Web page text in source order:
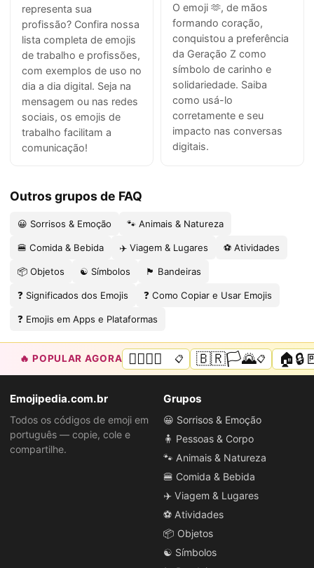
representa sua
profissão? Confira nossa
lista completa de emojis
de trabalho e profissões,
com exemplos de uso no
dia a dia digital. Seja na
mensagem ou nas redes
sociais, os emojis de
trabalho facilitam a
comunicação!
O emoji 🫶, de mãos
formando coração,
conquistou a preferência
da Geração Z como
símbolo de carinho e
solidariedade. Saiba
como usá-lo
corretamente e seu
impacto nas conversas
digitais.
Outros grupos de FAQ
😀 Sorrisos & Emoção 🐾 Animais & Natureza
🍔 Comida & Bebida ✈️ Viagem & Lugares ⚽ Atividades
📦 Objetos ☯️ Símbolos 🏴 Bandeiras
❓ Significados dos Emojis ❓ Como Copiar e Usar Emojis
❓ Emojis em Apps e Plataformas
🔥 POPULAR AGORA 🏳️‍🌈🌈💜📋 🇧🇷🏳️🌄📋
Emojipedia.com.br
Todos os códigos de emoji em
português — copie, cole e
compartilhe.
Grupos
😀 Sorrisos & Emoção
🧍 Pessoas & Corpo
🐾 Animais & Natureza
🍔 Comida & Bebida
✈️ Viagem & Lugares
⚽ Atividades
📦 Objetos
☯️ Símbolos